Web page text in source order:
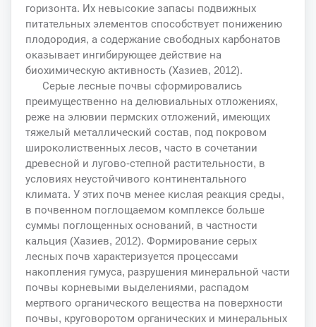
горизонта. Их невысокие запасы подвижных
питательных элементов способствует понижению
плодородия, а содержание свободных карбонатов
оказывает ингибирующее действие на
биохимическую активность (Хазиев, 2012).
Серые лесные почвы сформировались
преимущественно на делювиальных отложениях,
реже на элювии пермских отложений, имеющих
тяжелый металлический состав, под покровом
широколиственных лесов, часто в сочетании
древесной и лугово-степной растительности, в
условиях неустойчивого континентального
климата. У этих почв менее кислая реакция среды,
в почвенном поглощаемом комплексе больше
суммы поглощенных оснований, в частности
кальция (Хазиев, 2012). Формирование серых
лесных почв характеризуется процессами
накопления гумуса, разрушения минеральной части
почвы корневыми выделениями, распадом
мертвого органического вещества на поверхности
почвы, круговоротом органических и минеральных